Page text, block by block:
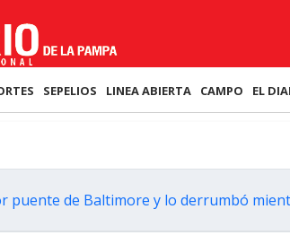
SEPELIOS LINEA ABIERTA CAMPO EL
puente de Baltimore y lo derrumbó